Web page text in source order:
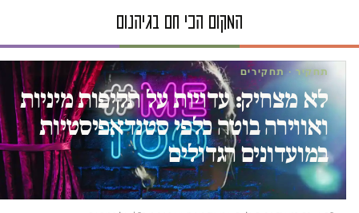
תחקיר · תחקירים
לא מצחיק: עדויות על תקיפות מיניות
ואווירה בוטה כלפי סטנדאפיסטיות
במועדונים הגדולים